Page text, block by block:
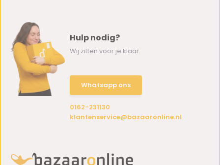
Hulp nodig?
Wij zitten voor je klaar.
Whatsapp ons
0162-231130
klantenservice@bazaaronline.nl